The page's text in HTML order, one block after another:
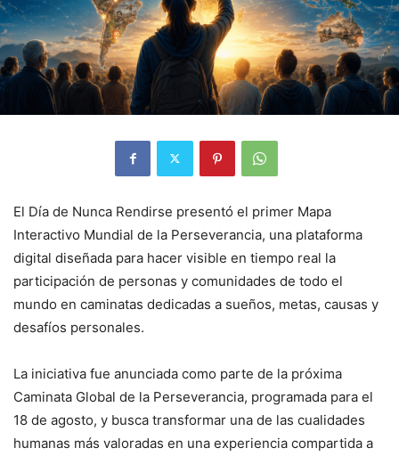
El Día de Nunca Rendirse presentó el primer Mapa
Interactivo Mundial de la Perseverancia, una plataforma
digital diseñada para hacer visible en tiempo real la
participación de personas y comunidades de todo el
mundo en caminatas dedicadas a sueños, metas, causas y
desafíos personales.
La iniciativa fue anunciada como parte de la próxima
Caminata Global de la Perseverancia, programada para el
18 de agosto, y busca transformar una de las cualidades
humanas más valoradas en una experiencia compartida a